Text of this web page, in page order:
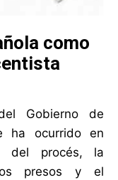
como
Gobierno de
ha ocurrido en
del procés, la
presos y el